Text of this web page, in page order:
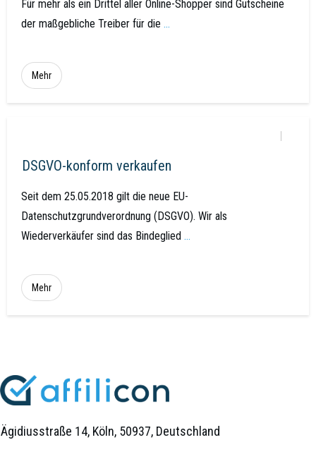
Für mehr als ein Drittel aller Online-Shopper sind Gutscheine
der maßgebliche Treiber für die ...
Mehr
DSGVO-konform verkaufen
Seit dem 25.05.2018 gilt die neue EU-
Datenschutzgrundverordnung (DSGVO). Wir als
Wiederverkäufer sind das Bindeglied ...
Mehr
Ägidiusstraße 14, Köln, 50937, Deutschland